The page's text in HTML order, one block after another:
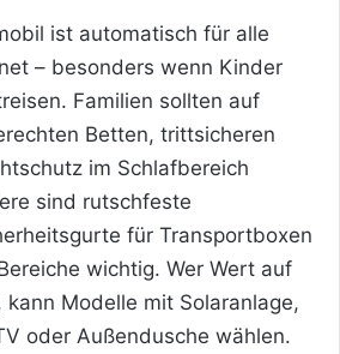
ist automatisch für alle
– besonders wenn Kinder
Familien sollten auf
Betten, trittsicheren
im Schlafbereich
sind rutschfeste
für Transportboxen
wichtig. Wer Wert auf
Modelle mit Solaranlage,
oder Außendusche wählen.